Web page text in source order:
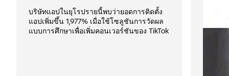
บริษัทแอปในยุโรปรายนี้พบว่ายอดการติดตั้ง
แอปเพิ่มขึ้น 1,977% เมื่อใช้โซลูชันการวัดผล